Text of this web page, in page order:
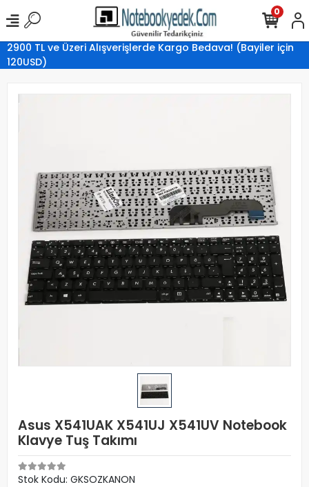
2900 TL ve Üzeri Alışverişlerde Kargo Bedava! (Bayiler için
120USD)
0
Asus X541UAK X541UJ X541UV Notebook
Klavye Tuş Takımı
Stok Kodu: GKSOZKANON